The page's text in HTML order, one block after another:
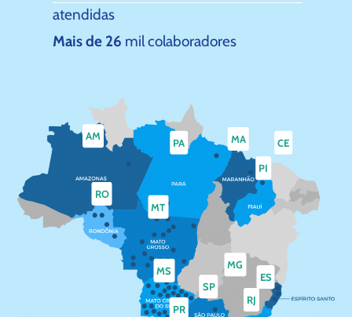
atendidas
Mais de 26 mil colaboradores
MT
RO
AM
PA MA
PI
CE
MS
SP
ES
RJ
MG
PR